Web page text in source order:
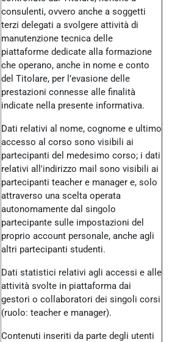
consulenti, ovvero anche a soggetti
terzi delegati a svolgere attività di
manutenzione tecnica delle
piattaforme dedicate alla formazione
che operano, anche in nome e conto
del Titolare, per l’evasione delle
prestazioni connesse alle finalità
indicate nella presente informativa.
Dati relativi al nome, cognome e ultimo
accesso al corso sono visibili ai
partecipanti del medesimo corso; i dati
relativi all'indirizzo mail sono visibili ai
partecipanti teacher e manager e, solo
attraverso una scelta operata
autonomamente dal singolo
partecipante sulle impostazioni del
proprio account personale, anche agli
altri partecipanti studenti.
Dati statistici relativi agli accessi e alle
attività svolte in piattaforma dai
gestori o collaboratori dei singoli corsi
(ruolo: teacher e manager).
Contenuti inseriti da parte degli utenti